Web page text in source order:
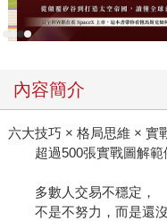
內容簡介
六大技巧 × 格局思維 × 實
超過500張實戰圖解範
多數人交易不穩定，
不是不努力，而是還沒